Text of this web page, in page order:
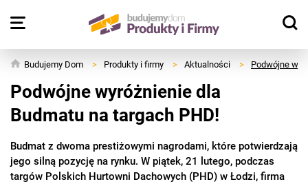
Budujemy Dom > Produkty i firmy > Aktualności > Podwójne
Podwójne wyróżnienie dla
Budmatu na targach PHD!
Budmat z dwoma prestiżowymi nagrodami, które potwierdzają
jego silną pozycję na rynku. W piątek, 21 lutego, podczas
targów Polskich Hurtowni Dachowych (PHD) w Łodzi, firma